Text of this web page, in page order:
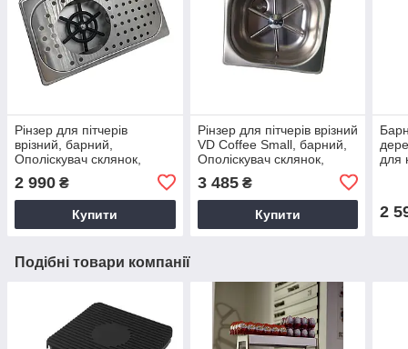
Рінзер для пітчерів
врізний, барний,
Ополіскувач склянок,
склянок
2 990 ₴
Купити
Рінзер для пітчерів врізний
VD Coffee Small, барний,
Ополіскувач склянок,
склянок
3 485₴
Купити
для
2
Подібні товари компанії